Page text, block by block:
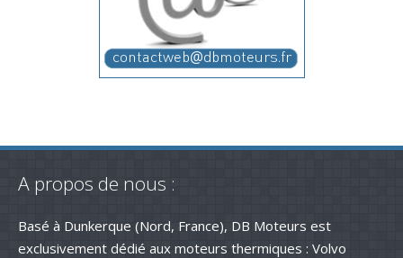
A propos de nous :
Basé à Dunkerque (Nord, France), DB Moteurs est
exclusivement dédié aux moteurs thermiques : Volvo